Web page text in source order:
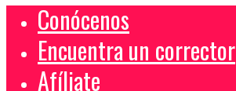
Conócenos
Encuentra un corrector
Afíliate